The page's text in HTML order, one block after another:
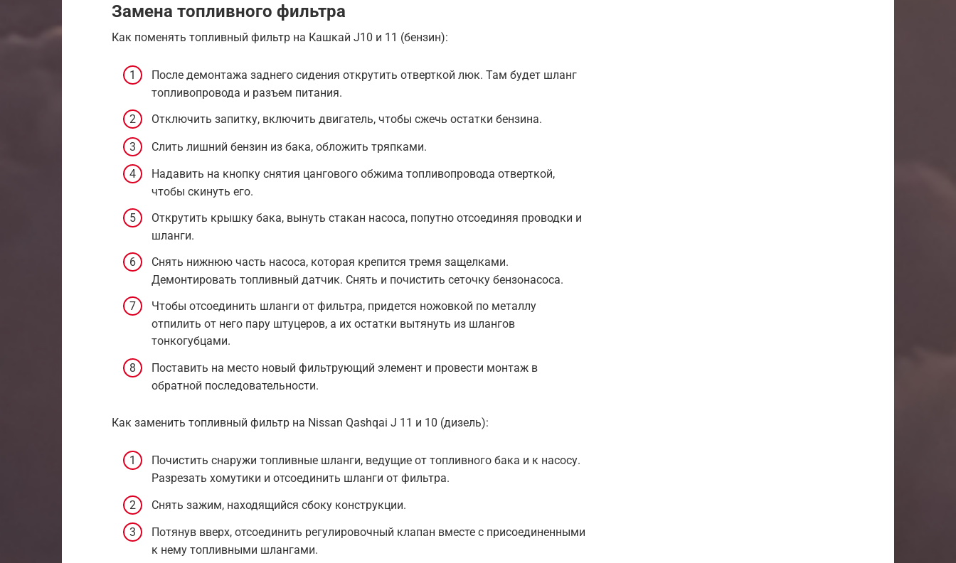
Замена топливного фильтра
Как поменять топливный фильтр на Кашкай J10 и 11 (бензин):
После демонтажа заднего сидения открутить отверткой люк. Там будет шланг
топливопровода и разъем питания.
Отключить запитку, включить двигатель, чтобы сжечь остатки бензина.
Слить лишний бензин из бака, обложить тряпками.
Надавить на кнопку снятия цангового обжима топливопровода отверткой,
чтобы скинуть его.
Открутить крышку бака, вынуть стакан насоса, попутно отсоединяя проводки и
шланги.
Снять нижнюю часть насоса, которая крепится тремя защелками.
Демонтировать топливный датчик. Снять и почистить сеточку бензонасоса.
Чтобы отсоединить шланги от фильтра, придется ножовкой по металлу
отпилить от него пару штуцеров, а их остатки вытянуть из шлангов
тонкогубцами.
Поставить на место новый фильтрующий элемент и провести монтаж в
обратной последовательности.
Как заменить топливный фильтр на Nissan Qashqai J 11 и 10 (дизель):
Почистить снаружи топливные шланги, ведущие от топливного бака и к насосу.
Разрезать хомутики и отсоединить шланги от фильтра.
Снять зажим, находящийся сбоку конструкции.
Потянув вверх, отсоединить регулировочный клапан вместе с присоединенными
к нему топливными шлангами.